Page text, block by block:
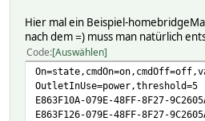
Hier mal ein Beispiel-
nach dem =) muss man natürlich
Code Auswählen
OutletInUse=power,threshold=5
E863F10A-079E-48FF-8F27-
E863F126-079E-48FF-8F27-